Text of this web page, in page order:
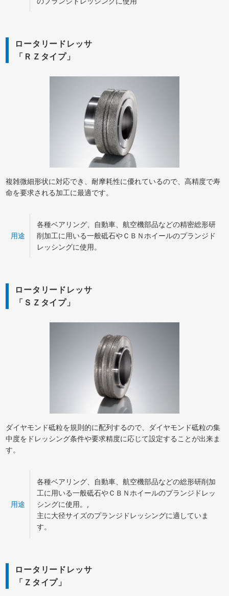
ロータリードレッサ
「ＲＺタイプ」
複雑微細形状に対応でき、耐摩耗性に優れているので、高精度で寿
命を要求される加工に最適です。
用途
各種ベアリング、自動車、航空機部品などの精密総形研
削加工に用いる一般砥石やＣＢＮホイールのプランジド
レッシングに使用。
ロータリードレッサ
「ＳＺタイプ」
ダイヤモンド砥粒を規則的に配列するので、ダイヤモンド砥粒の集
中度をドレッシング条件や要求精度に応じて設定することが出来ま
す。
用途
各種ベアリング、自動車、航空機部品などの総形研削加
工に用いる一般砥石やＣＢＮホイールのプランジドレッ
シングに使用。,
主に大径サイズのプランジドレッシングに適していま
す。
ロータリードレッサ
「Ｚタイプ」